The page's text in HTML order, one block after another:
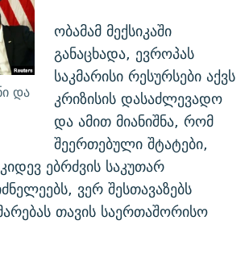
და
ობამამ მექსიკაში
განაცხადა, ევროპას
საკმარისი რესურსები აქვს
კრიზისის დასაძლევადო
და ამით მიანიშნა, რომ
შეერთებული შტატები,
ებრძვის საკუთარ
ვერ შესთავაზებს
თავის საერთაშორისო